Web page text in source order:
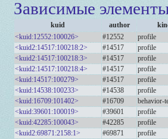
Зависимые
kuid author
<kuid:12552:100026>
#12552 profile
<kuid2:14517:100218:2>
#14517 profile
<kuid2:14517:100218:3>
#14517 profile
<kuid2:14517:100218:4>
#14517 profile
<kuid:14517:100279>
#14517 profile
<kuid:14538:100233>
#14538 profile
<kuid:16709:101402>
#16709 behavior-
<kuid:39601:100019>
#39601 profile
<kuid:42285:100043>
#42285 profile
<kuid2:69871:2158:1>
#69871 profile